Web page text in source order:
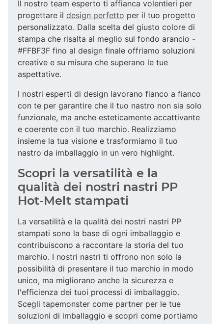
Il nostro team esperto ti affianca volentieri per
progettare il design perfetto per il tuo progetto
personalizzato. Dalla scelta del giusto colore di
stampa che risalta al meglio sul fondo arancio -
#FFBF3F fino al design finale offriamo soluzioni
creative e su misura che superano le tue
aspettative.
I nostri esperti di design lavorano fianco a fianco
con te per garantire che il tuo nastro non sia solo
funzionale, ma anche esteticamente accattivante
e coerente con il tuo marchio. Realizziamo
insieme la tua visione e trasformiamo il tuo
nastro da imballaggio in un vero highlight.
Scopri la versatilità e la
qualità dei nostri nastri PP
Hot-Melt stampati
La versatilità e la qualità dei nostri nastri PP
stampati sono la base di ogni imballaggio e
contribuiscono a raccontare la storia del tuo
marchio. I nostri nastri ti offrono non solo la
possibilità di presentare il tuo marchio in modo
unico, ma migliorano anche la sicurezza e
l'efficienza dei tuoi processi di imballaggio.
Scegli tapemonster come partner per le tue
soluzioni di imballaggio e scopri come portiamo